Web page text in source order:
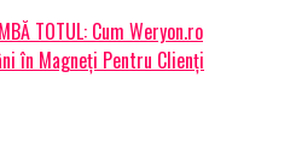
TOTUL: Cum Weryon.ro
în Magneți Pentru Clienți